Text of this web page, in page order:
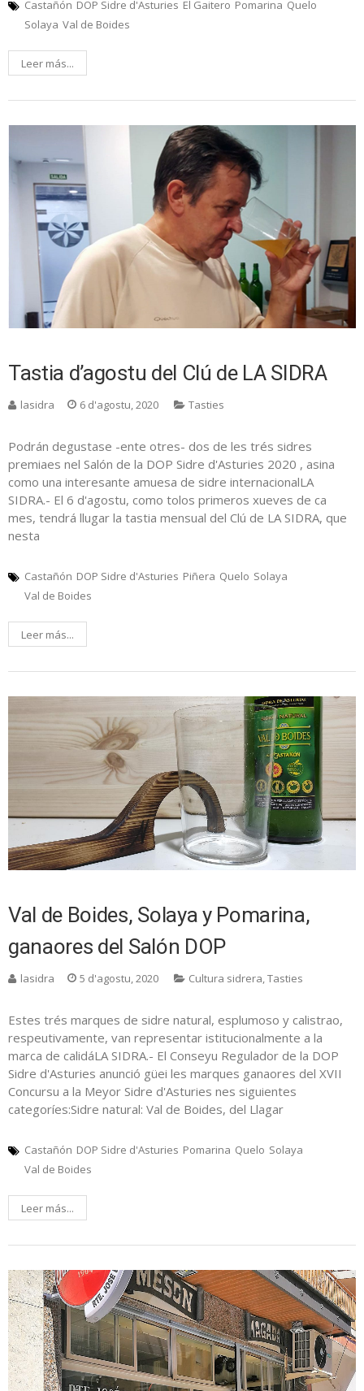
Castañón DOP Sidre d'Asturies El Gaitero Pomarina Quelo
Solaya Val de Boides
Leer más...
Tastia d’agostu del Clú de LA SIDRA
lasidra 6 d'agostu, 2020 Tasties
Podrán degustase -ente otres- dos de les trés sidres
premiaes nel Salón de la DOP Sidre d'Asturies 2020 , asina
como una interesante amuesa de sidre internacionalLA
SIDRA.- El 6 d'agostu, como tolos primeros xueves de ca
mes, tendrá llugar la tastia mensual del Clú de LA SIDRA, que
nesta
Castañón DOP Sidre d'Asturies Piñera Quelo Solaya
Val de Boides
Leer más...
Val de Boides, Solaya y Pomarina,
ganaores del Salón DOP
lasidra 5 d'agostu, 2020 Cultura sidrera,Tasties
Estes trés marques de sidre natural, esplumoso y calistrao,
respeutivamente, van representar istitucionalmente a la
marca de calidáLA SIDRA.- El Conseyu Regulador de la DOP
Sidre d'Asturies anunció güei les marques ganaores del XVII
Concursu a la Meyor Sidre d'Asturies nes siguientes
categoríes:Sidre natural: Val de Boides, del Llagar
Castañón DOP Sidre d'Asturies Pomarina Quelo Solaya
Val de Boides
Leer más...